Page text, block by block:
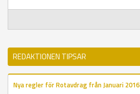
REDAKTIONEN TIPSAR
Nya regler för Rotavdrag från Januari 2016